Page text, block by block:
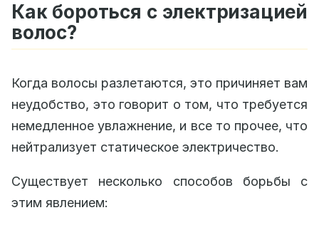
Как бороться с электризацией
волос?
Когда волосы разлетаются, это причиняет вам
неудобство, это говорит о том, что требуется
немедленное увлажнение, и все то прочее, что
нейтрализует статическое электричество.
Существует несколько способов борьбы с
этим явлением: